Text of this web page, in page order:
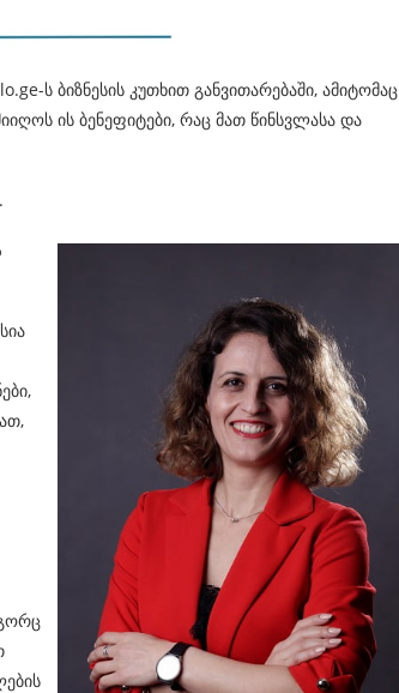
ს ბიზნესის კუთხით განვითარებაში, ამიტომაც
ის ბენეფიტები, რაც მათ წინსვლასა და